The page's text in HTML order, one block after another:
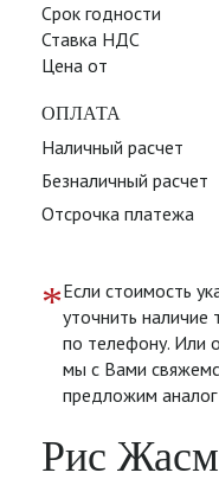
Рис
Срок годности
Ставка НДС
Цена от
ОПЛАТА
Наличный расчет
Безналичный расчет
Отсрочка платежа
*Если стоимость
уточнить
по телефону. Или
мы с Вами
предложим аналог